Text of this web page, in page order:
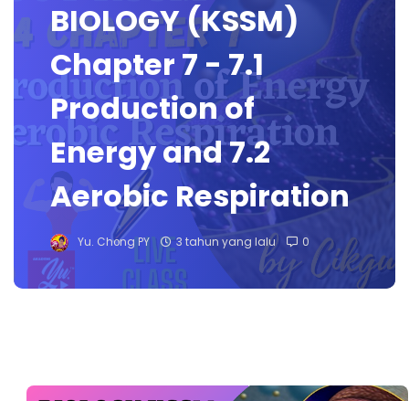
BIOLOGY (KSSM)
Chapter 7 - 7.1
Production of
Energy and 7.2
Aerobic Respiration
Yu. Chong PY 3 tahun yang lalu 0